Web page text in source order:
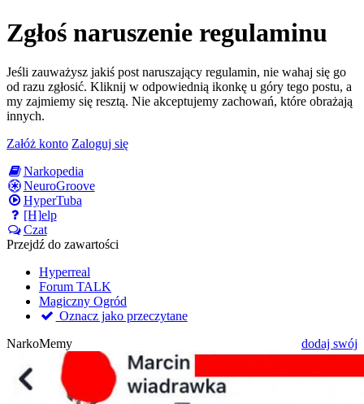
Zgłoś naruszenie regulaminu
Jeśli zauważysz jakiś post naruszający regulamin, nie wahaj się go
od razu zgłosić. Kliknij w odpowiednią ikonkę u góry tego postu, a
my zajmiemy się resztą. Nie akceptujemy zachowań, które obrażają
innych.
Załóż konto Zaloguj się
Narkopedia
NeuroGroove
HyperTuba
[H]elp
Czat
Przejdź do zawartości
Hyperreal
Forum TALK
Magiczny Ogród
Oznacz jako przeczytane
NarkoMemy
dodaj swój